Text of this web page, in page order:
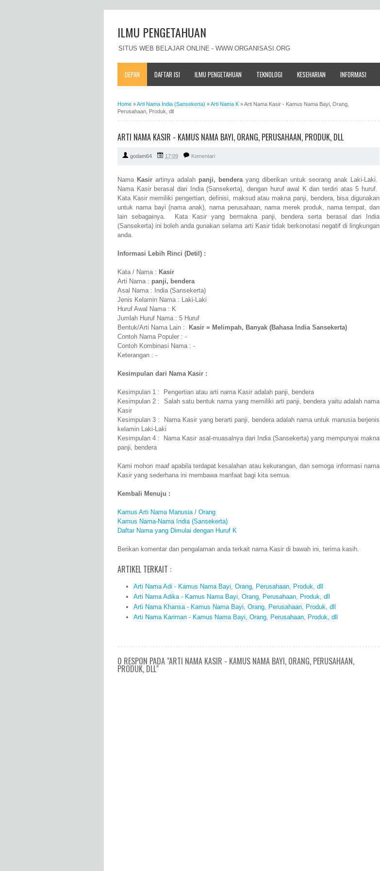
ILMU PENGETAHUAN
SITUS WEB BELAJAR ONLINE - WWW.ORGANISASI.ORG
DEPAN DAFTAR ISI ILMU PENGETAHUAN TEKNOLOGI KESEHARIAN INFORMASI
Home »Arti Nama India (Sansekerta) »Arti Nama K »Arti Nama Kasir - Kamus Nama Bayi, Orang,
Perusahaan, Produk, dll
ARTI NAMA KASIR - KAMUS NAMA BAYI, ORANG, PERUSAHAAN, PRODUK, DLL
godam64 17:09 Komentari
Nama Kasir artinya adalah panji, benderayang diberikan untuk seorang anak Laki-Laki.
Nama Kasir berasal dari India (Sansekerta), dengan huruf awal K dan terdiri atas 5 huruf.
Kata Kasir memiliki pengertian, definisi, maksud atau makna panji, bendera, bisa digunakan
untuk nama bayi (nama anak), nama perusahaan, nama merek produk, nama tempat, dan
lain sebagainya. Kata Kasir yang bermakna panji, bendera serta berasal dari India
(Sansekerta) ini boleh anda gunakan selama arti Kasir tidak berkonotasi negatif di lingkungan
anda.
Informasi Lebih Rinci (Detil) :
Kata / Nama : Kasir
Arti Nama : panji, bendera
Asal Nama : India (Sansekerta)
Jenis Kelamin Nama : Laki-Laki
Huruf Awal Nama : K
Jumlah Huruf Nama : 5 Huruf
Bentuk/Arti Nama Lain :
Kasir = Melimpah, Banyak (Bahasa India Sansekerta)
Contoh Nama Populer : -
Contoh Kombinasi Nama : -
Keterangan : -
Kesimpulan dari Nama Kasir :
Kesimpulan 1 : Pengertian atau arti nama Kasir adalah panji, bendera
Kesimpulan 2 : Salah satu bentuk nama yang memiliki arti panji, bendera yaitu adalah nama
Kasir
Kesimpulan 3 : Nama Kasir yang berarti panji, bendera adalah nama untuk manusia berjenis
kelamin Laki-Laki
Kesimpulan 4 : Nama Kasir asal-muasalnya dari India (Sansekerta) yang mempunyai makna
panji, bendera
Kami mohon maaf apabila terdapat kesalahan atau kekurangan, dan semoga informasi nama
Kasir yang sederhana ini membawa manfaat bagi kita semua.
Kembali Menuju :
Kamus Arti Nama Manusia / Orang
Kamus Nama-Nama India (Sansekerta)
Daftar Nama yang Dimulai dengan Huruf K
Berikan komentar dan pengalaman anda terkait nama Kasir di bawah ini, terima kasih.
ARTIKEL TERKAIT :
Arti Nama Adi - Kamus Nama Bayi, Orang, Perusahaan, Produk, dll
Arti Nama Adika - Kamus Nama Bayi, Orang, Perusahaan, Produk, dll
Arti Nama Khansa - Kamus Nama Bayi, Orang, Perusahaan, Produk, dll
Arti Nama Kariman - Kamus Nama Bayi, Orang, Perusahaan, Produk, dll
0 RESPON PADA "ARTI NAMA KASIR - KAMUS NAMA BAYI, ORANG, PERUSAHAAN,
PRODUK, DLL"